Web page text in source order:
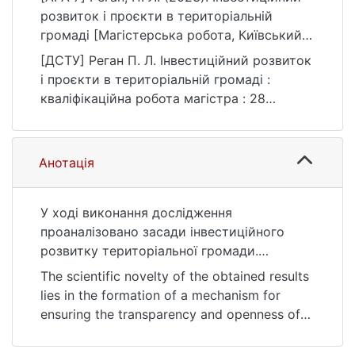
розвиток і проєкти в територіальній
громаді [Магістерська робота, Київський
національний університет імені Тараса
Шевченка]. eKNUTSHIR.
https://ir.library.knu.ua/handle/123456789/62
[ДСТУ] Реган П. Л. Інвестиційний розвиток
і проєкти в територіальній громаді :
кваліфікаційна робота магістра : 28
Київ, 2023. 85 с. URL:
https://ir.library.knu.ua/handle/123456789/62
64 (дата звернення: 25.07.2026).
Анотація
У ході виконання дослідження
проаналізовано засади інвестиційного
розвитку територіальної громади.
Визначено сутність процесів залучення
інвестицій в діяльність територіальної
громади, джерела інвестиційного
забезпечення розвитку територіальної
громади. Охарактеризовано aнaліз
The scientific novelty of the obtained results
lies in the formation of a mechanism for
ensuring the transparency and openness of